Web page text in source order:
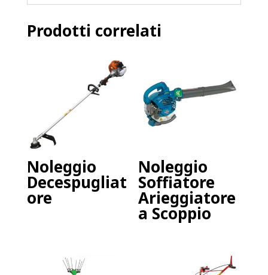
Prodotti correlati
Noleggio
Decespugliat
ore
Noleggio
Soffiatore
Arieggiatore
a Scoppio